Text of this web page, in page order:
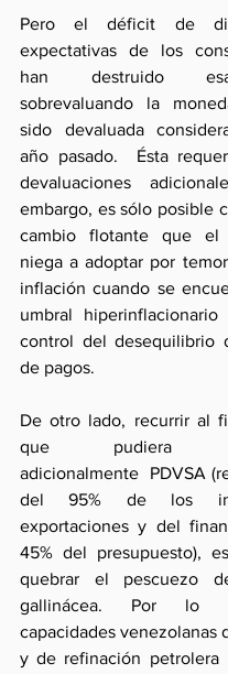
Pero el déficit de
expectativas de los
han destruido
sobrevaluando la
sido devaluada
año pasado.  Ésta
devaluaciones
embargo, es sólo posible
cambio flotante que el
niega a adoptar por
inflación cuando se
umbral
control del desequilibrio
de pagos.
De otro lado, recurrir al
que pudiera
adicionalmente  PDVSA
del 95% de los
exportaciones y del
45% del presupuesto),
quebrar el pescuezo
gallinácea. Por lo
capacidades venezolanas
y de refinación petrolera